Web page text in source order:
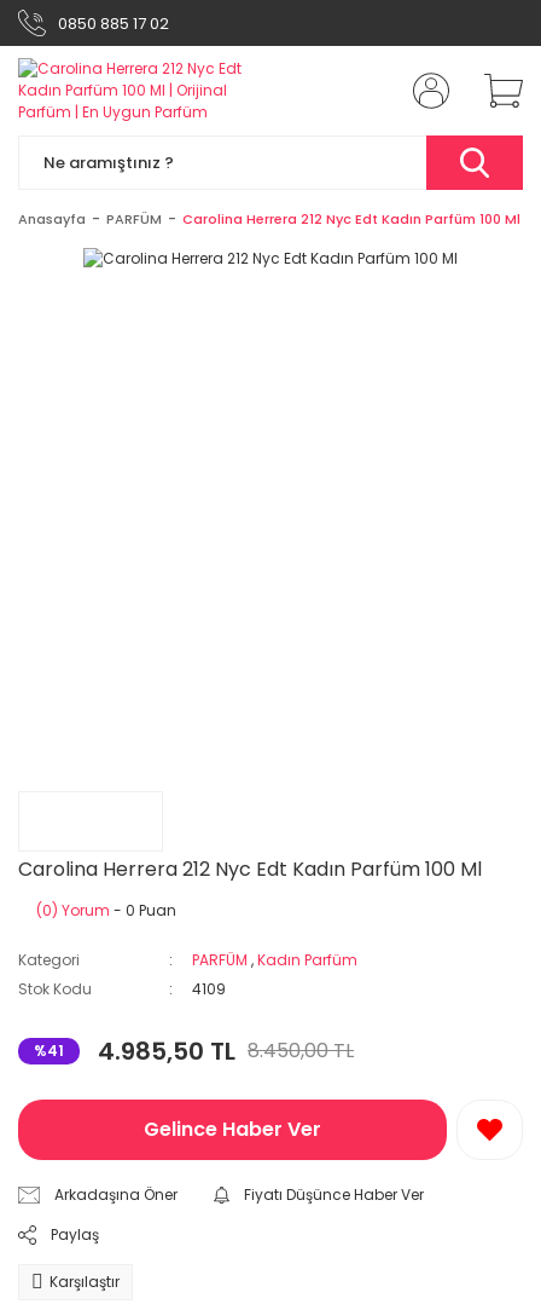
0850 885 17 02
Anasayfa PARFÜM Carolina Herrera 212 Nyc Edt Kadın Parfüm 100 Ml
Carolina Herrera 212 Nyc Edt Kadın Parfüm 100 Ml
(0) Yorum - 0 Puan
Kategori PARFÜM ,Kadın Parfüm
Stok Kodu
4109
%41 4.985,50 TL 8.450,00 TL
Gelince Haber Ver
Arkadaşına Öner
Fiyatı Düşünce Haber Ver
Paylaş
Karşılaştır